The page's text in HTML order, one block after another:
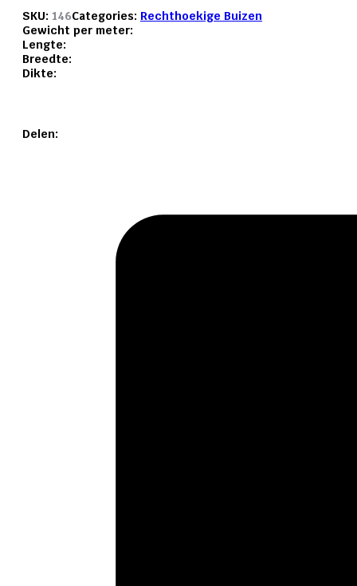
SKU: 146Categories: Rechthoekige Buizen
Gewicht per meter:
Lengte:
Breedte:
Dikte:
Delen: